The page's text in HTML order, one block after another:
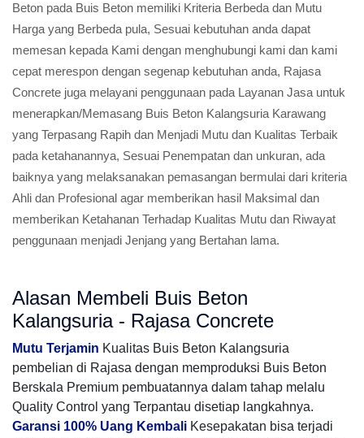
Beton pada Buis Beton memiliki Kriteria Berbeda dan Mutu
Harga yang Berbeda pula, Sesuai kebutuhan anda dapat
memesan kepada Kami dengan menghubungi kami dan kami
cepat merespon dengan segenap kebutuhan anda, Rajasa
Concrete juga melayani penggunaan pada Layanan Jasa untuk
menerapkan/Memasang Buis Beton Kalangsuria Karawang
yang Terpasang Rapih dan Menjadi Mutu dan Kualitas Terbaik
pada ketahanannya, Sesuai Penempatan dan unkuran, ada
baiknya yang melaksanakan pemasangan bermulai dari kriteria
Ahli dan Profesional agar memberikan hasil Maksimal dan
memberikan Ketahanan Terhadap Kualitas Mutu dan Riwayat
penggunaan menjadi Jenjang yang Bertahan lama.
Alasan Membeli Buis Beton
Kalangsuria - Rajasa Concrete
Mutu Terjamin Kualitas Buis Beton Kalangsuria
pembelian di Rajasa dengan memproduksi Buis Beton
Berskala Premium pembuatannya dalam tahap melalu
Quality Control yang Terpantau disetiap langkahnya.
Garansi 100% Uang Kembali Kesepakatan bisa terjadi